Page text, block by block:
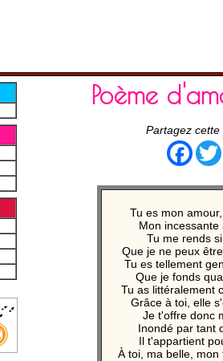
Poème
Partagez
Tu es mon
Mon incessante
Tu me rends
Que je ne peux
Tu es tellement
Que je fonds
Tu as littéralement
Grâce à toi, elle
Je t'offre donc
Inondé par tant
Il t'appartient
À toi, ma belle, mon